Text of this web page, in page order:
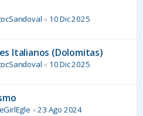
« 10 Dic 2025
Italianos (Dolomitas)
« 10 Dic 2025
«23 Ago 2024